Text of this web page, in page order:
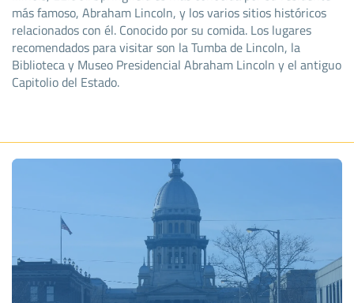
más famoso, Abraham Lincoln, y los varios sitios históricos
relacionados con él. Conocido por su comida. Los lugares
recomendados para visitar son la Tumba de Lincoln, la
Biblioteca y Museo Presidencial Abraham Lincoln y el antiguo
Capitolio del Estado.